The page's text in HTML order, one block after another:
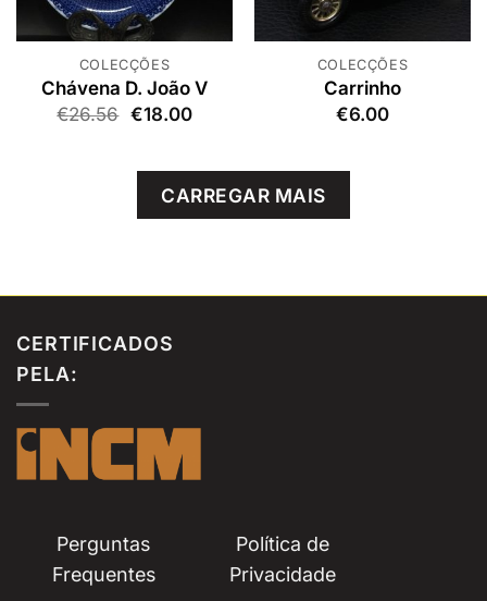
COLECÇÕES
Chávena D. João V
€26.56 O
era:
€26.56.
€18.00O
é:
€18.00.
COLECÇÕES
Carrinho
€6.00
CARREGAR MAIS
CERTIFICADOS
PELA:
Perguntas
Frequentes
Política de
Privacidade